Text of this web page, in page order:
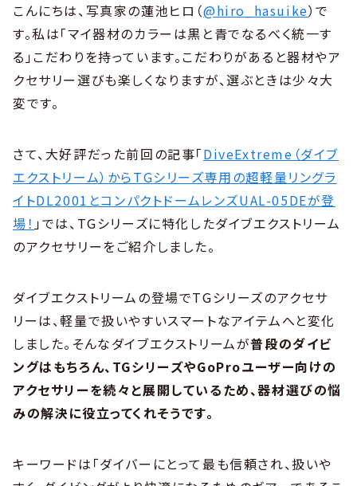
こんにちは、写真家の蓮池ヒロ（@hiro_hasuike）で
す。私は「マイ器材のカラーは黒と青でなるべく統一す
る」こだわりを持っています。こだわりがあると器材やア
クセサリー選びも楽しくなりますが、選ぶときは少々大
変です。
さて、大好評だった前回の記事「DiveExtreme（ダイブ
エクストリーム）からTGシリーズ専用の超軽量リングラ
イトDL2001とコンパクトドームレンズUAL-05DEが登
場！ 」では、TGシリーズに特化したダイブエクストリーム
のアクセサリーをご紹介しました。
ダイブエクストリームの登場でTGシリーズのアクセサ
リーは、軽量で扱いやすいスマートなアイテムへと変化
しました。そんなダイブエクストリームが普段のダイビ
ングはもちろん、TGシリーズやGoProユーザー向けの
アクセサリーを続々と展開しているため、器材選びの悩
みの解決に役立ってくれそうです。
キーワードは「ダイバーにとって最も信頼され、扱いや